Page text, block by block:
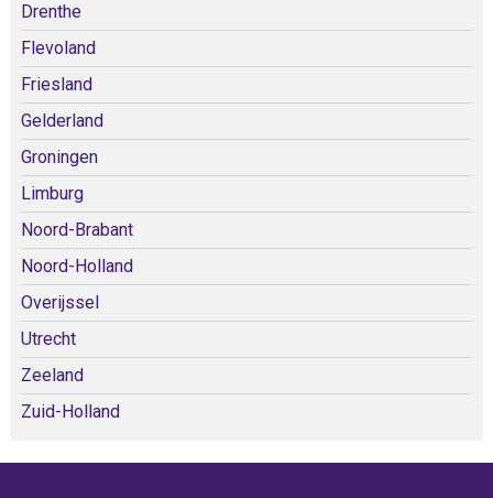
Drenthe
Flevoland
Friesland
Gelderland
Groningen
Limburg
Noord-Brabant
Noord-Holland
Overijssel
Utrecht
Zeeland
Zuid-Holland